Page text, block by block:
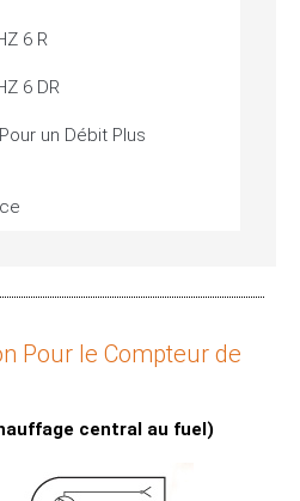
6 R
6 DR
un Débit Plus
Pour le Compteur de
central au fuel)